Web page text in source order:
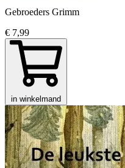
Gebroeders Grimm
€ 7,99
in winkelmand